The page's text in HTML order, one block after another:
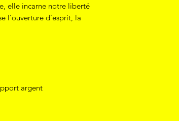
elle incarne notre liberté
l’ouverture d’esprit, la
argent